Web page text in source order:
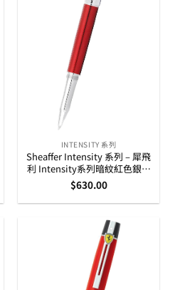
INTENSITY 系列
Sheaffer Intensity 系列 – 犀飛
利 Intensity系列暗紋紅色銀夾
走珠筆 (E1924551)
$630.00